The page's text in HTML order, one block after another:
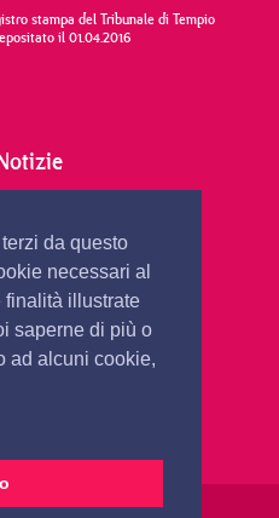
da questo
necessari al
finalità illustrate
saperne di più o
ad alcuni cookie,
stampa del Tribunale di Tempio
il 01.04.2016